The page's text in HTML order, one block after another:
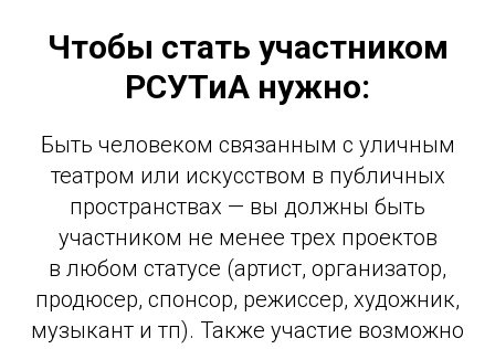
Чтобы стать участником
РСУТиА нужно:
Быть человеком связанным с уличным
театром или искусством в публичных
пространствах — вы должны быть
участником не менее трех проектов
в любом статусе (артист, организатор,
продюсер, спонсор, режиссер, художник,
музыкант и тп). Также участие возможно